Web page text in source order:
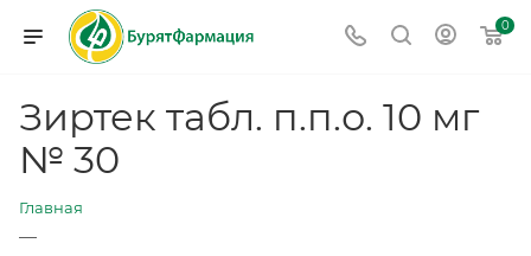
0
Зиртек табл. п.п.о. 10 мг
№ 30
Главная
—